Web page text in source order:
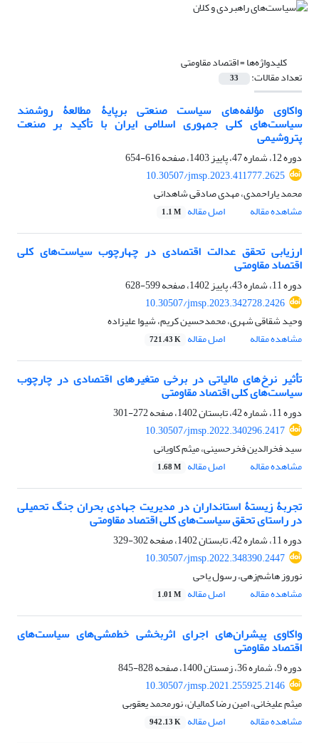
کلیدواژه‌ها =اقتصاد مقاومتی
تعداد مقالات: 33
واکاوی مؤلفه‌های سیاست‌ صنعتی برپایۀ مطالعۀ روشمند
سیاست‌های کلی جمهوری اسلامی ایران با تأکید بر صنعت
پتروشیمی
دوره 12، شماره 47، پاییز 1403، صفحه
616-654
10.30507/jmsp.2023.411777.2625
محمد یاراحمدی، مهدی صادقی شاهدانی
مشاهده مقاله
اصل مقاله 1.1 M
ارزیابی تحقق عدالت اقتصادی در چهارچوب سیاست‌های کلی
اقتصاد مقاومتی
دوره 11، شماره 43، پاییز 1402، صفحه
599-628
10.30507/jmsp.2023.342728.2426
وحید شقاقی شهری، محمدحسین کریم، شیوا علیزاده
مشاهده مقاله
اصل مقاله 721.43 K
تأثیر نرخ‌های مالیاتی در برخی متغیرهای اقتصادی در چارچوب
سیاست‌های کلی اقتصاد مقاومتی
دوره 11، شماره 42، تابستان 1402، صفحه
272-301
10.30507/jmsp.2022.340296.2417
سید فخرالدین فخرحسینی، میثم کاویانی
مشاهده مقاله
اصل مقاله 1.68 M
تجربۀ زیستۀ استانداران در مدیریت جهادی بحران جنگ تحمیلی
در راستای تحقق سیاست‌های کلی اقتصاد مقاومتی
دوره 11، شماره 42، تابستان 1402، صفحه
302-329
10.30507/jmsp.2022.348390.2447
نوروز هاشم‌زهی، رسول یاحی
مشاهده مقاله
اصل مقاله 1.01 M
واکاوی پیشران‌های اجرای اثربخشی خط‌مشی‌های سیاست‌های
اقتصاد مقاومتی
دوره 9، شماره 36، زمستان 1400، صفحه
828-845
10.30507/jmsp.2021.255925.2146
میثم علیخانی، امین رضا کمالیان، نورمحمد یعقوبی
مشاهده مقاله
اصل مقاله 942.13 K